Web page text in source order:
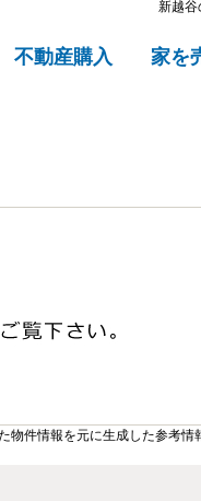
新越
不動産購入 家を
件情報を元に生成した参考情